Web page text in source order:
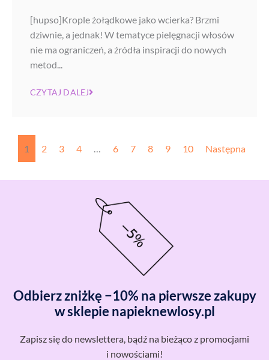
[hupso]Krople żołądkowe jako wcierka? Brzmi
dziwnie, a jednak! W tematyce pielęgnacji włosów
nie ma ograniczeń, a źródła inspiracji do nowych
metod...
CZYTAJ DALEJ
1 2 3 4 … 6 7 8 9 10 Następna
Odbierz zniżkę −10% na pierwsze zakupy
w sklepie napieknewlosy.pl
Zapisz się do newslettera, bądź na bieżąco z promocjami
i nowościami!